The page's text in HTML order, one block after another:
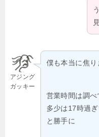
アジング
ガッキー
僕も本当に焦り
営業時間は調べ
多少は17時過
と勝手に